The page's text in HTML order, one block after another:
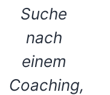
Suche
nach
einem
Coaching,